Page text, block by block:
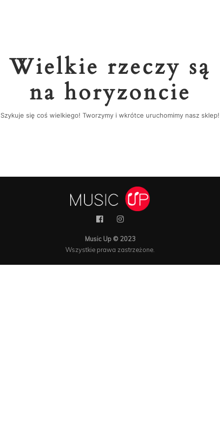
Wielkie rzeczy są
na horyzoncie
Szykuje się coś wielkiego! Tworzymy i wkrótce uruchomimy nasz sklep!
Music Up © 2023
Wszystkie prawa zastrzeżone.